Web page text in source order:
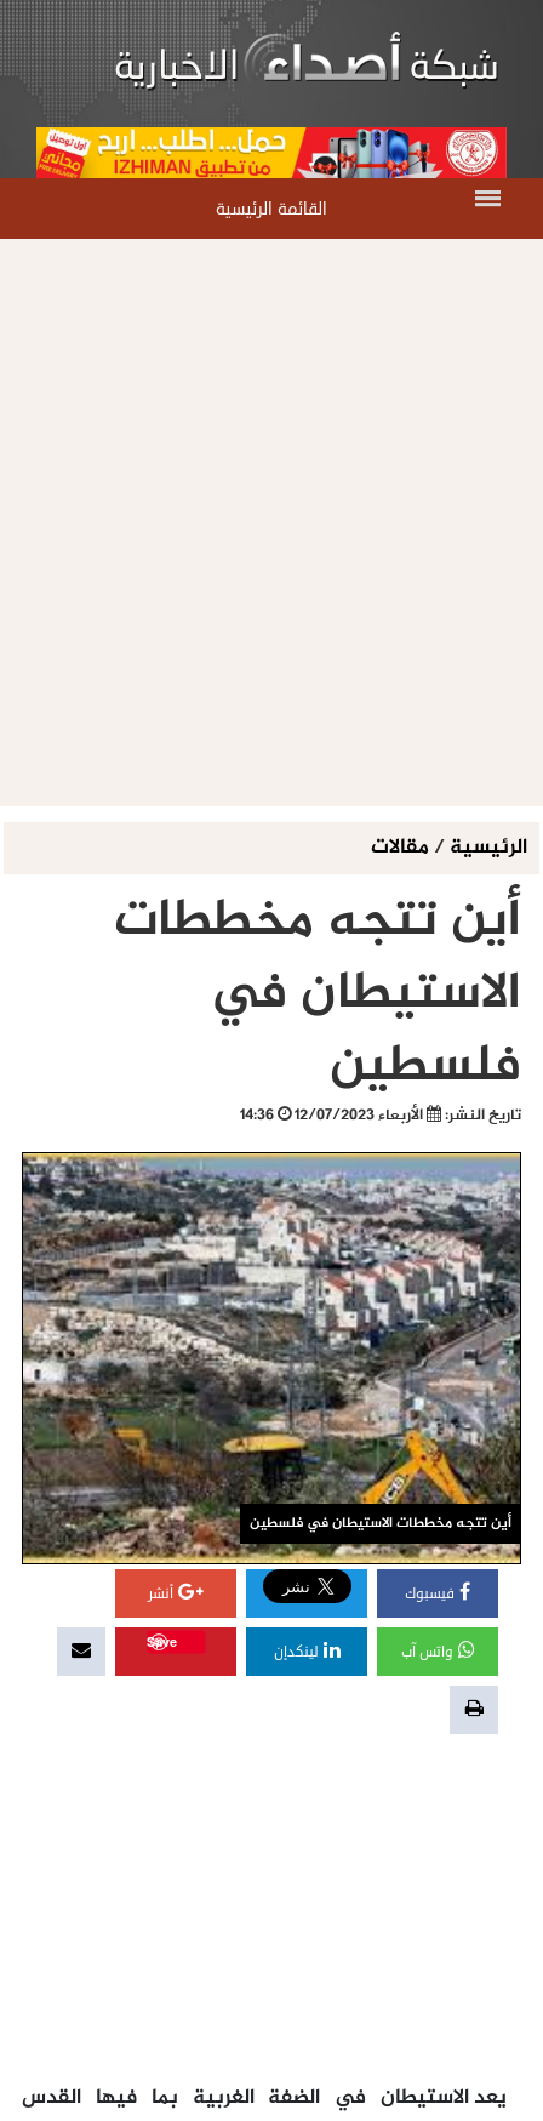
القائمة الرئيسية
الرئيسية/ مقالات
أين تتجه مخططات
الاستيطان في
فلسطين
تاريخ النشر: الأربعاء 12/07/2023
أين تتجه مخططات الاستيطان في فلسطين
فيسبوك أنشر
واتس آب لينكدإن
Save
يعد الاستيطان في الضفة الغربية بما فيها القدس